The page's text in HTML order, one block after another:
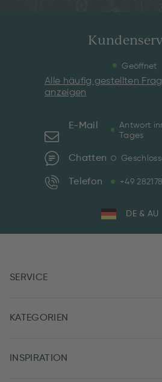
Geöffnet
Alle häufig gestellten
anzeigen
E-Mail
Antwort
Tages
Chatten
Telefon +49
DE & AU
SERVICE
KATEGORIEN
INSPIRATION